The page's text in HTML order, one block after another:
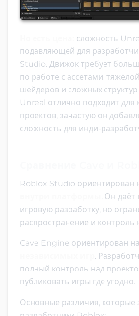
сложность
подавляющей для
Studio. Движок требует
по работе с ассетами,
шейдеров и сложных структур
Unreal отлично подходит для
проектов, зачастую он
сложность для инди-
Roblox Studio ориентирован
. Он даёт
игровую разработку, но
распространение и контроль
Cave Engine ориентирован
.
полный контроль над
публиковать игры где угодно.
Основные различия, которые